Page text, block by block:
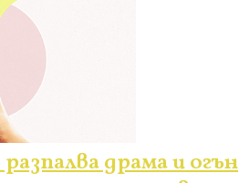
драма и огън